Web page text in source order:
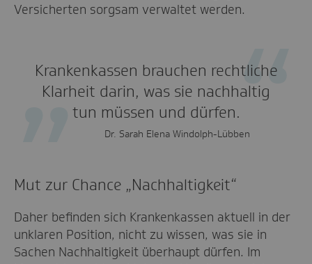
Versicherten sorgsam verwaltet werden.
Krankenkassen brauchen rechtliche
Klarheit darin, was sie nachhaltig
tun müssen und dürfen.
Dr. Sarah Elena Windolph-Lübben
Mut zur Chance „Nachhaltigkeit“
Daher befinden sich Krankenkassen aktuell in der
unklaren Position, nicht zu wissen, was sie in
Sachen Nachhaltigkeit überhaupt dürfen. Im